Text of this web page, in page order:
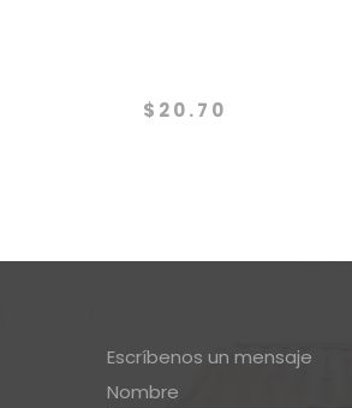
$ 20.70
Escríbenos un mensaje
Nombre